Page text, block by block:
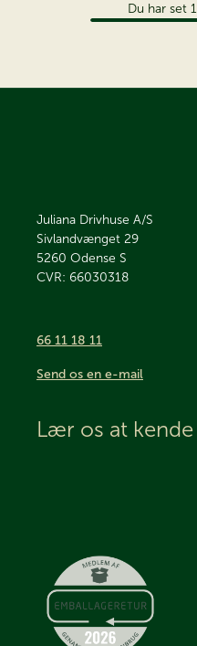
Du har set 1
Juliana Drivhuse A/S
Sivlandvænget 29
5260 Odense S
CVR: 66030318
66 11 18 11
Send os en e-mail
Lær os at kende